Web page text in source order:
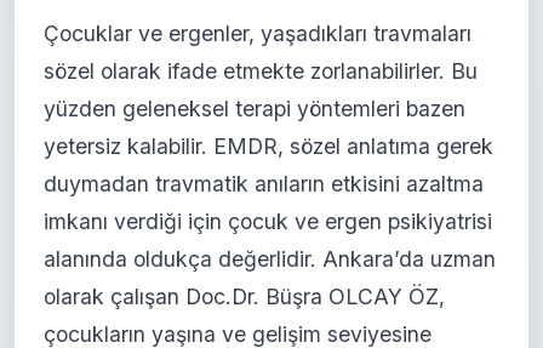
Çocuklar ve ergenler, yaşadıkları travmaları
sözel olarak ifade etmekte zorlanabilirler. Bu
yüzden geleneksel terapi yöntemleri bazen
yetersiz kalabilir. EMDR, sözel anlatıma gerek
duymadan travmatik anıların etkisini azaltma
imkanı verdiği için çocuk ve ergen psikiyatrisi
alanında oldukça değerlidir. Ankara’da uzman
olarak çalışan Doc.Dr. Büşra OLCAY ÖZ,
çocukların yaşına ve gelişim seviyesine